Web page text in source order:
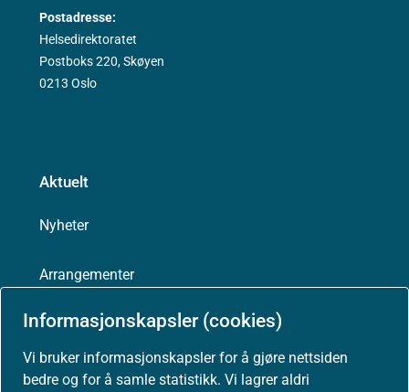
Informasjonskapsler (cookies)
Vi bruker informasjonskapsler for å gjøre nettsiden
bedre og for å samle statistikk. Vi lagrer aldri
Postadresse:
Helsedirektoratet
Postboks 220, Skøyen
0213 Oslo
Aktuelt
Nyheter
Arrangementer
Høringer
Presse